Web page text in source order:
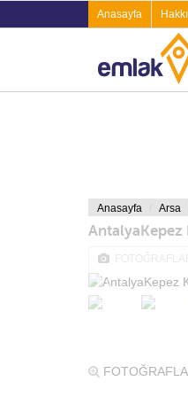
Anasayfa
Anasayfa Arsa
AntalyaKepez